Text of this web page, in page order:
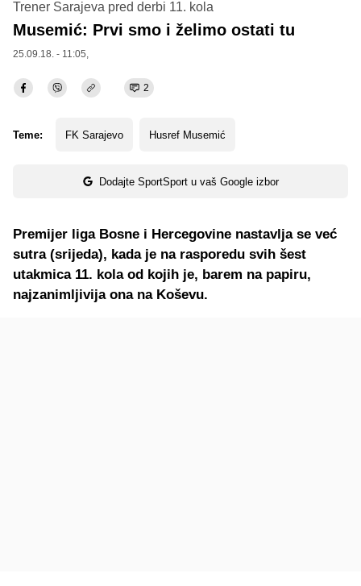
Trener Sarajeva pred derbi 11. kola
Musemić: Prvi smo i želimo ostati tu
25.09.18. - 11:05,
2
Teme: FK Sarajevo Husref Musemić
Dodajte SportSport u vaš Google izbor
Premijer liga Bosne i Hercegovine nastavlja se već
sutra (srijeda), kada je na rasporedu svih šest
utakmica 11. kola od kojih je, barem na papiru,
najzanimljivija ona na Koševu.